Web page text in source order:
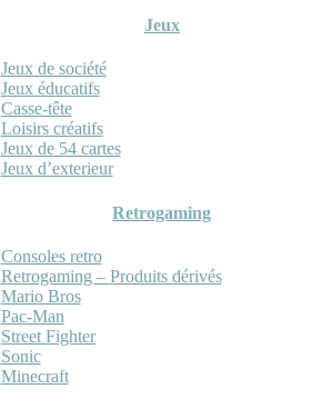
Jeux
Jeux de société
Jeux éducatifs
Casse-tête
Loisirs créatifs
Jeux de 54 cartes
Jeux d’exterieur
Retrogaming
Consoles retro
Retrogaming – Produits dérivés
Mario Bros
Pac-Man
Street Fighter
Sonic
Minecraft